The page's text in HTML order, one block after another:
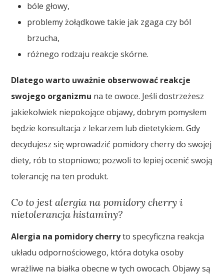
bóle głowy,
problemy żołądkowe takie jak zgaga czy ból
brzucha,
różnego rodzaju reakcje skórne.
Dlatego warto uważnie obserwować reakcje
swojego organizmu na te owoce. Jeśli dostrzeżesz
jakiekolwiek niepokojące objawy, dobrym pomysłem
będzie konsultacja z lekarzem lub dietetykiem. Gdy
decydujesz się wprowadzić pomidory cherry do swojej
diety, rób to stopniowo; pozwoli to lepiej ocenić swoją
tolerancję na ten produkt.
Co to jest alergia na pomidory cherry i
nietolerancja histaminy?
Alergia na pomidory cherryto specyficzna reakcja
układu odpornościowego, która dotyka osoby
wrażliwe na białka obecne w tych owocach. Objawy są